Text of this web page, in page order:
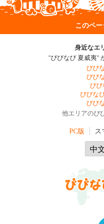
このペ
身近なエ
"びびなび 夏威夷"
びび
びび
びび
びびな
びび
他エリアのび
PC版 ス